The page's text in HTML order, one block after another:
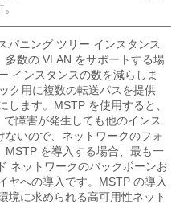
パニング ツリー インスタンス
多数の VLAN をサポートする場
インスタンスの数を減らしま
ク用に複数の転送パスを提供
します。MSTP を使用すると、
障害が発生しても他のインス
いので、ネットワークのフォ
MSTP を導入する場合、最も一
ネットワークのバックボーンお
ヤへの導入です。MSTP の導入
境に求められる高可用性ネット